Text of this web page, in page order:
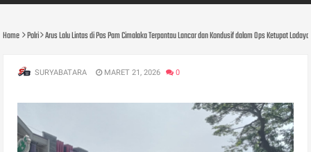
Home Polri Arus Lalu Lintas di Pos Pam Cimalaka Terpantau Lancar dan Kondusif dalam Ops Ketupat
SURYABATARA MARET 21, 2026 0